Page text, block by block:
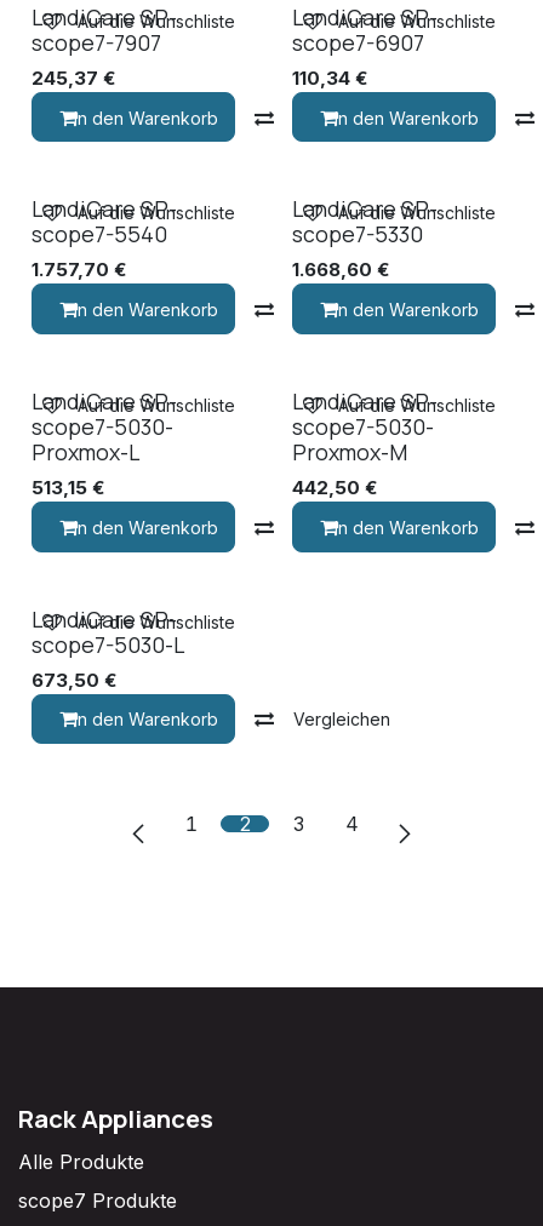
LandiCare SP-
scope7-7907
245,37 €
In den Warenkorb Vergleichen
Auf die Wunschliste
LandiCare SP-
scope7-6907
110,34€
In den Warenkorb
Auf die Wunschliste
LandiCare SP-
scope7-5540
1.757,70 €
In den Warenkorb Vergleichen
Auf die Wunschliste
LandiCare SP-
scope7-5330
1.668,60 €
In den Warenkorb
Auf die Wunschliste
LandiCare SP-
scope7-5030-
Proxmox-L
513,15 €
In den Warenkorb Vergleichen
Auf die Wunschliste
LandiCare SP-
scope7-5030-
Proxmox-M
442,50 €
In den Warenkorb
Auf die Wunschliste
LandiCare SP-
scope7-5030-L
673,50 €
In den Warenkorb Vergleichen
Auf die Wunschliste
1 2 3 4
Rack Appliances
Alle Produkte
scope7 Produkte